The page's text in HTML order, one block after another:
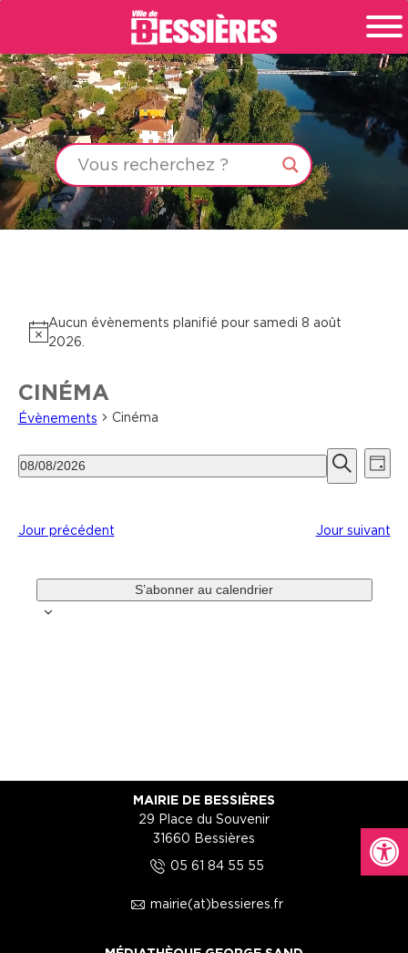
Ouvrir
Notice
Aucun évènements planifié pour samedi 8 août
2026.
CINÉMA
Évènements Cinéma
Recherche
et
vues
Recherche
de
Jour
08/08/2026
date.
Jour précédent Jour suivant
S’abonner au calendrier
MAIRIE DE BESSIÈRES
29 Place du Souvenir
31660 Bessières
5 05 61 84 55 55
1 mairie(at)bessieres.fr